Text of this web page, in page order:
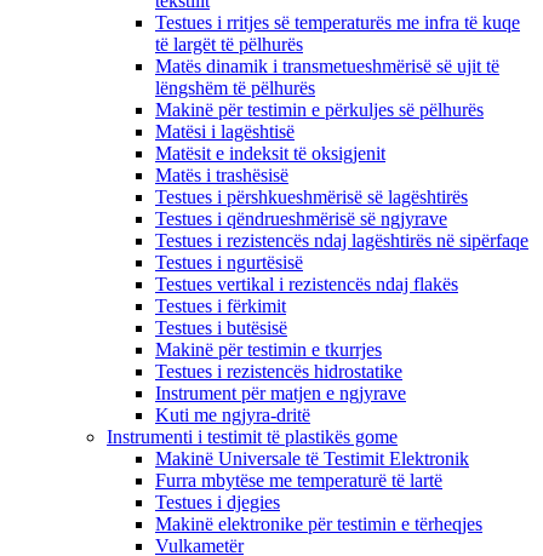
Testues i rritjes së temperaturës me infra të kuqe
të largët të pëlhurës
Matës dinamik i transmetueshmërisë së ujit të
lëngshëm të pëlhurës
Makinë për testimin e përkuljes së pëlhurës
Matësi i lagështisë
Matësit e indeksit të oksigjenit
Matës i trashësisë
Testues i përshkueshmërisë së lagështirës
Testues i qëndrueshmërisë së ngjyrave
Testues i rezistencës ndaj lagështirës në sipërfaqe
Testues i ngurtësisë
Testues vertikal i rezistencës ndaj flakës
Testues i fërkimit
Testues i butësisë
Makinë për testimin e tkurrjes
Testues i rezistencës hidrostatike
Instrument për matjen e ngjyrave
Kuti me ngjyra-dritë
Instrumenti i testimit të plastikës gome
Makinë Universale të Testimit Elektronik
Furra mbytëse me temperaturë të lartë
Testues i djegies
Makinë elektronike për testimin e tërheqjes
Vulkametër